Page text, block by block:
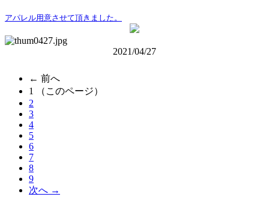
アパレル用意させて頂きました。
2021/04/27
← 前へ
1
（このページ）
2
3
4
5
6
7
8
9
次へ →